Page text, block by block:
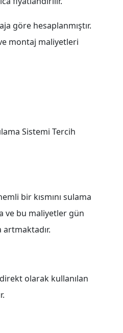
göre hesaplanmıştır.
montaj maliyetleri
Sistemi Tercih
bir kısmını sulama
ve bu maliyetler gün
olarak kullanılan